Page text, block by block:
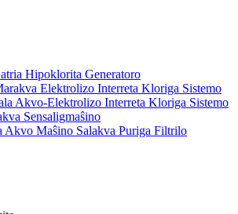
Hipoklorita Generatoro
Elektrolizo Interreta Kloriga Sistemo
Akvo-Elektrolizo Interreta Kloriga Sistemo
Sensaligmaŝino
Akvo Maŝino Salakva Puriga Filtrilo